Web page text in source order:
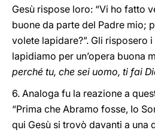
Gesù rispose loro: “Vi ho fatto
buone da parte del Padre mio;
volete lapidare?”. Gli risposero i
lapidiamo per un’opera buona
perché tu, che sei uomo, ti fai
6. Analoga fu la reazione a
“Prima che Abramo fosse, Io
qui Gesù si trovò davanti a una